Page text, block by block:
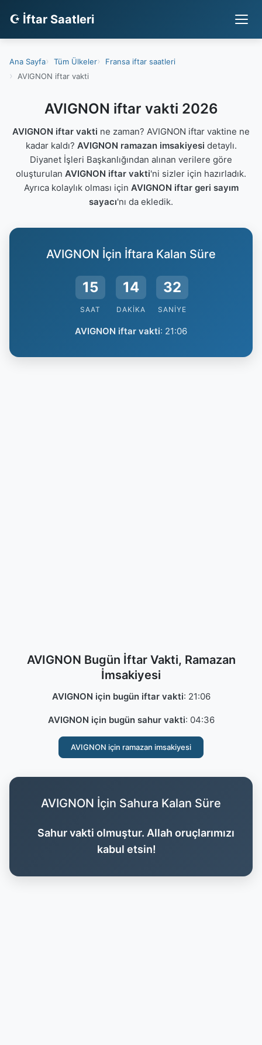
☪ İftar Saatleri
Ana Sayfa Tüm Ülkeler
Fransa iftar saatleri
AVIGNON iftar vakti
AVIGNON iftar vakti 2026
AVIGNON iftar vakti ne zaman? AVIGNON iftar vaktine ne
kadar kaldı? AVIGNON ramazan imsakiyesi detaylı.
Diyanet İşleri Başkanlığından alınan verilere göre
oluşturulan AVIGNON iftar vakti'ni sizler için hazırladık.
Ayrıca kolaylık olması için AVIGNON iftar geri sayım
sayacı'nı da ekledik.
AVIGNON İçin İftara Kalan Süre
15
SAAT
14
DAKIKA
31
SANIYE
AVIGNON iftar vakti: 21:06
AVIGNON Bugün İftar Vakti, Ramazan
İmsakiyesi
AVIGNON için bugün iftar vakti: 21:06
AVIGNON için bugün sahur vakti: 04:36
AVIGNON için ramazan imsakiyesi
AVIGNON İçin Sahura Kalan Süre
Sahur vakti olmuştur. Allah oruçlarımızı
kabul etsin!